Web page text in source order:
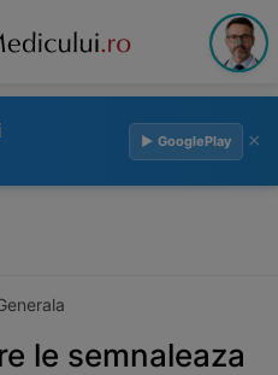
▶ GooglePlay ×
le semnaleaza